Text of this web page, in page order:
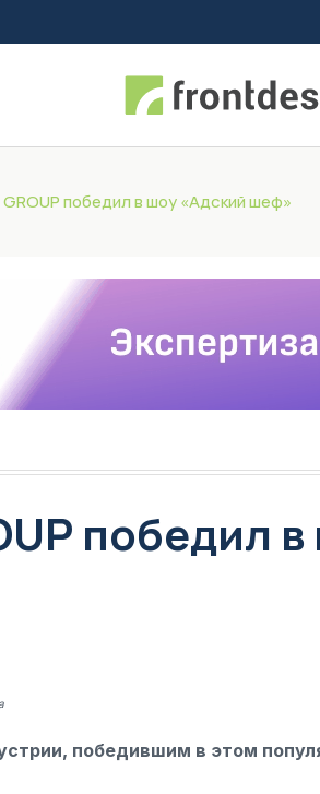
победил в шоу «Адский шеф»
победил
победившим в этом